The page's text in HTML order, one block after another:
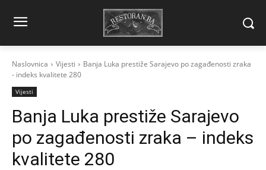
Naslovnica Vijesti
Banja Luka prestiže Sarajevo po zagađenosti zraka
- indeks kvalitete 280
Vijesti
Banja Luka prestiže Sarajevo
po zagađenosti zraka – indeks
kvalitete 280